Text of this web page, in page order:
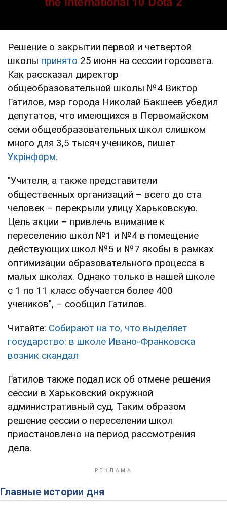
Решение о закрытии первой и четвертой
школы принято 25 июня на сессии горсовета.
Как рассказал директор
общеобразовательной школы №4 Виктор
Гатилов, мэр города Николай Бакшеев убедил
депутатов, что имеющихся в Первомайском
семи общеобразовательных школ слишком
много для 3,5 тысяч учеников, пишет
Укрінформ.
"Учителя, а также представители
общественных организаций – всего до ста
человек – перекрыли улицу Харьковскую.
Цель акции – привлечь внимание к
переселению школ №1 и №4 в помещение
действующих школ №5 и №7 якобы в рамках
оптимизации образовательного процесса в
малых школах. Однако только в нашей школе
с 1 по 11 класс обучается более 400
учеников", – сообщил Гатилов.
Читайте: Собирают на то, что выделяет
государство: в школе Ивано-Франковска
возник скандал
Гатилов также подал иск об отмене решения
сессии в Харьковский окружной
административный суд. Таким образом
решение сессии о переселении школ
приостановлено на период рассмотрения
дела.
Главные истории дня